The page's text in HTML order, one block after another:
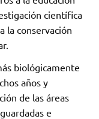
científica
la conservación
biológicamente
años y
de las áreas
e